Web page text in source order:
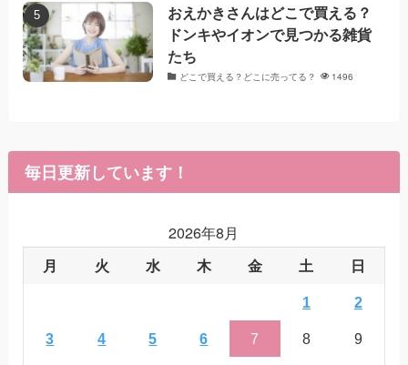
おえかきさんはどこで買える？
ドンキやイオンで見つかる雑貨
たち
どこで買える？どこに売ってる？ 1496
毎日更新しています！
2026年8月
月 火 水 木 金 土 日
1 2
3 4 5 6 7 8 9